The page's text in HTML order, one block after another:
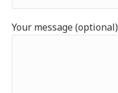
Your message (optional)